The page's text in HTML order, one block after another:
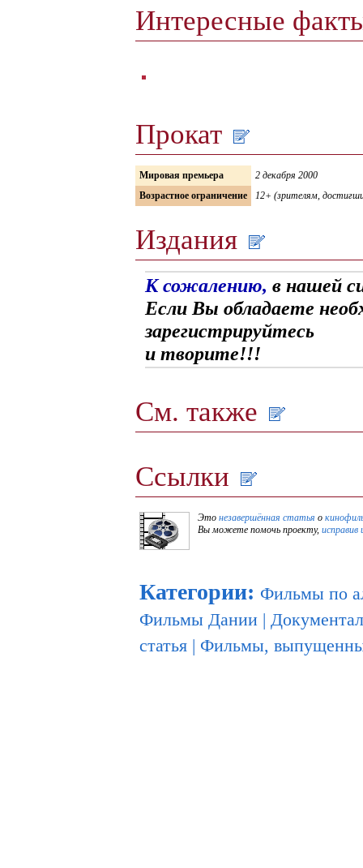
Интересные
Прокат
Мировая премьера
2 декабря 2000
Возрастное ограничение
12+ (зрителям,
Издания
К сожалению, в нашей
Если Вы обладаете
зарегистрируйтесь
и творите!!!
См. также
Ссылки
Это незавершённая статья о
Вы можете помочь проекту, исправив
Категории: Фильмы по
Фильмы Дании |
статья | Фильмы,